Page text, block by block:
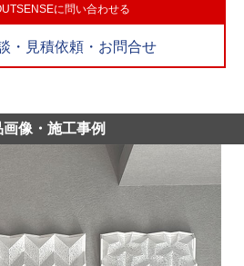
に問い合わせる
・見積依頼・お問合せ
画像・施工事例